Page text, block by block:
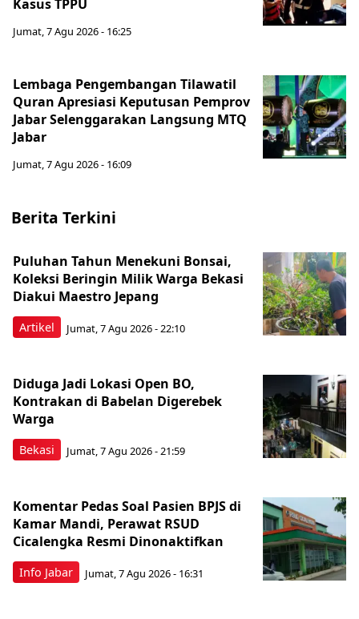
Kasus TPPU
Jumat, 7 Agu 2026 - 16:25
Lembaga Pengembangan Tilawatil
Quran Apresiasi Keputusan Pemprov
Jabar Selenggarakan Langsung MTQ
Jabar
Jumat, 7 Agu 2026 - 16:09
Berita Terkini
Artikel
Puluhan Tahun Menekuni Bonsai,
Koleksi Beringin Milik Warga Bekasi
Diakui Maestro Jepang
Jumat, 7 Agu 2026 - 22:10
Bekasi
Diduga Jadi Lokasi Open BO,
Kontrakan di Babelan Digerebek
Warga
Jumat, 7 Agu 2026 - 21:59
Info Jabar
Komentar Pedas Soal Pasien BPJS di
Kamar Mandi, Perawat RSUD
Cicalengka Resmi Dinonaktifkan
Jumat, 7 Agu 2026 - 16:31